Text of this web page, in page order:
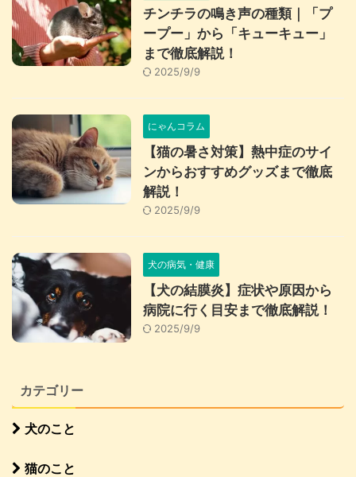
チンチラの鳴き声の種類｜「プ
ープー」から「キューキュー」
まで徹底解説！
2025/9/9
にゃんコラム
【猫の暑さ対策】熱中症のサイ
ンからおすすめグッズまで徹底
解説！
2025/9/9
犬の病気・健康
【犬の結膜炎】症状や原因から
病院に行く目安まで徹底解説！
2025/9/9
カテゴリー
犬のこと
猫のこと